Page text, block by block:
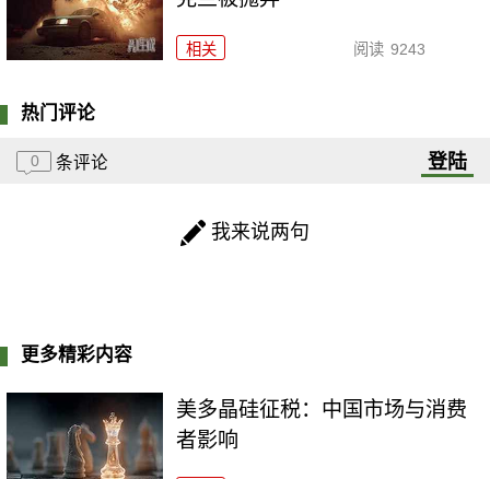
相关 阅读 9243
热门评论
0 条评论 登陆
我来说两句
更多精彩内容
美多晶硅征税：中国市场与消费
者影响